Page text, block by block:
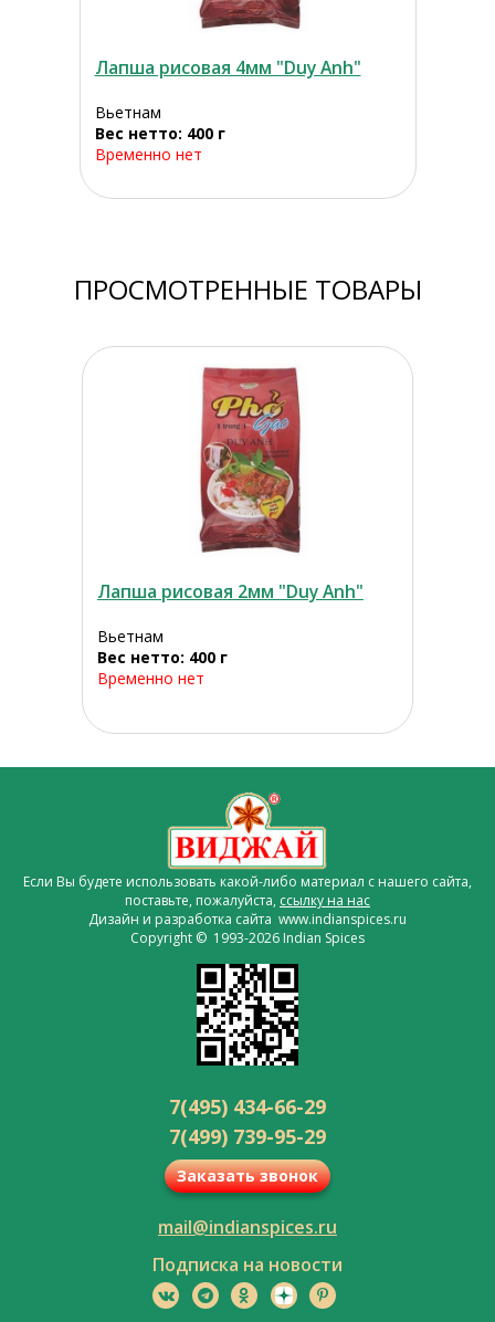
Лапша рисовая 4мм "Duy Anh"
Вьетнам
Вес нетто: 400 г
Временно нет
ПРОСМОТРЕННЫЕ ТОВАРЫ
Лапша рисовая 2мм "Duy Anh"
Вьетнам
Вес нетто: 400 г
Временно нет
Если Вы будете использовать какой-либо материал с нашего сайта,
поставьте, пожалуйста, ссылку на нас
Дизайн и разработка сайта www.indianspices.ru
Copyright © 1993-2026 Indian Spices
7(495) 434-66-29
7(499) 739-95-29
Заказать звонок
mail@indianspices.ru
Подписка на новости